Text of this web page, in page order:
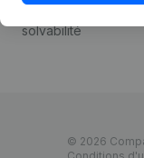
solvabilité
© 2026